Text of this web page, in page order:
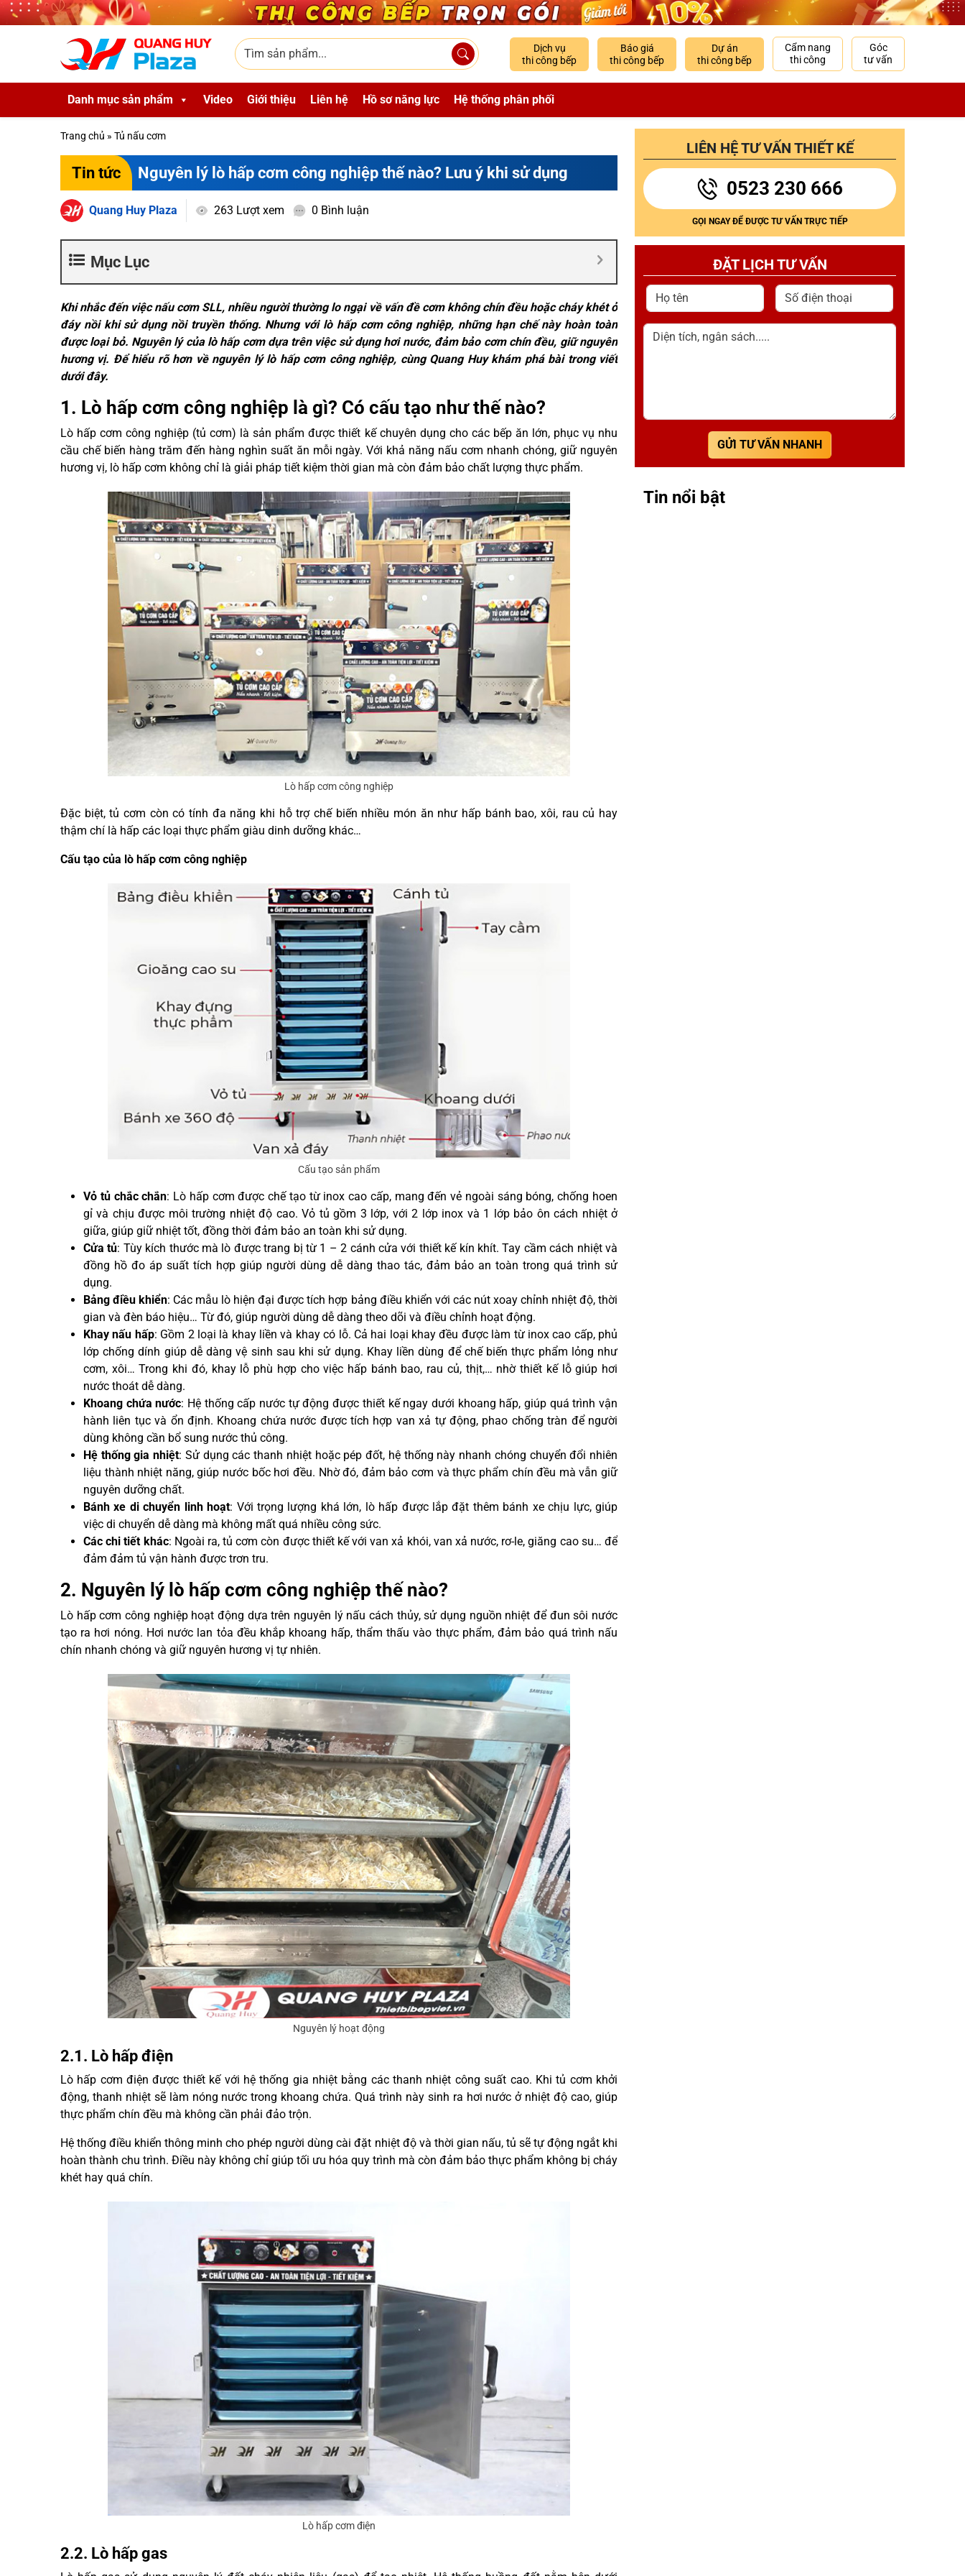
Skip to main content
Tìm sản phẩm
Dịch vụ
thi công bếp
Báo giá
thi công bếp
Dự án
thi công bếp
Cẩm nang
thi công
Góc
tư vấn
Danh mục sản phẩm Video Giới thiệu Liên hệ Hồ sơ năng lực Hệ thống phân phối
Trang chủ » Tủ nấu cơm
Tin tức Nguyên lý lò hấp cơm công nghiệp thế nào? Lưu ý khi sử dụng
Quang Huy Plaza 263 Lượt xem 0 Bình luận
Mục Lục
Khi nhắc đến việc nấu cơm SLL, nhiều người thường lo ngại về vấn đề cơm không chín đều hoặc cháy khét ở
đáy nồi khi sử dụng nồi truyền thống. Nhưng với lò hấp cơm công nghiệp, những hạn chế này hoàn toàn
được loại bỏ. Nguyên lý của lò hấp cơm dựa trên việc sử dụng hơi nước, đảm bảo cơm chín đều, giữ nguyên
hương vị. Để hiểu rõ hơn về nguyên lý lò hấp cơm công nghiệp, cùng Quang Huy khám phá bài trong viết
dưới đây.
1. Lò hấp cơm công nghiệp là gì? Có cấu tạo như thế nào?
Lò hấp cơm công nghiệp (tủ cơm) là sản phẩm được thiết kế chuyên dụng cho các bếp ăn lớn, phục vụ nhu
cầu chế biến hàng trăm đến hàng nghìn suất ăn mỗi ngày. Với khả năng nấu cơm nhanh chóng, giữ nguyên
hương vị, lò hấp cơm không chỉ là giải pháp tiết kiệm thời gian mà còn đảm bảo chất lượng thực phẩm.
Lò hấp cơm công nghiệp
Đặc biệt, tủ cơm còn có tính đa năng khi hỗ trợ chế biến nhiều món ăn như hấp bánh bao, xôi, rau củ hay
thậm chí là hấp các loại thực phẩm giàu dinh dưỡng khác…
Cấu tạo của lò hấp cơm công nghiệp
Cấu tạo sản phẩm
Vỏ tủ chắc chắn: Lò hấp cơm được chế tạo từ inox cao cấp, mang đến vẻ ngoài sáng bóng, chống hoen
gỉ và chịu được môi trường nhiệt độ cao. Vỏ tủ gồm 3 lớp, với 2 lớp inox và 1 lớp bảo ôn cách nhiệt ở
giữa, giúp giữ nhiệt tốt, đồng thời đảm bảo an toàn khi sử dụng.
Cửa tủ: Tùy kích thước mà lò được trang bị từ 1 – 2 cánh cửa với thiết kế kín khít. Tay cầm cách nhiệt và
đồng hồ đo áp suất tích hợp giúp người dùng dễ dàng thao tác, đảm bảo an toàn trong quá trình sử
dụng.
Bảng điều khiển: Các mẫu lò hiện đại được tích hợp bảng điều khiển với các nút xoay chỉnh nhiệt độ, thời
gian và đèn báo hiệu… Từ đó, giúp người dùng dễ dàng theo dõi và điều chỉnh hoạt động.
Khay nấu hấp: Gồm 2 loại là khay liền và khay có lỗ. Cả hai loại khay đều được làm từ inox cao cấp, phủ
lớp chống dính giúp dễ dàng vệ sinh sau khi sử dụng. Khay liền dùng để chế biến thực phẩm lỏng như
cơm, xôi… Trong khi đó, khay lỗ phù hợp cho việc hấp bánh bao, rau củ, thịt,… nhờ thiết kế lỗ giúp hơi
nước thoát dễ dàng.
Khoang chứa nước: Hệ thống cấp nước tự động được thiết kế ngay dưới khoang hấp, giúp quá trình vận
hành liên tục và ổn định. Khoang chứa nước được tích hợp van xả tự động, phao chống tràn để người
dùng không cần bổ sung nước thủ công.
Hệ thống gia nhiệt: Sử dụng các thanh nhiệt hoặc pép đốt, hệ thống này nhanh chóng chuyển đổi nhiên
liệu thành nhiệt năng, giúp nước bốc hơi đều. Nhờ đó, đảm bảo cơm và thực phẩm chín đều mà vẫn giữ
nguyên dưỡng chất.
Bánh xe di chuyển linh hoạt: Với trọng lượng khá lớn, lò hấp được lắp đặt thêm bánh xe chịu lực, giúp
việc di chuyển dễ dàng mà không mất quá nhiều công sức.
Các chi tiết khác: Ngoài ra, tủ cơm còn được thiết kế với van xả khói, van xả nước, rơ-le, giăng cao su… để
đảm đảm tủ vận hành được trơn tru.
2. Nguyên lý lò hấp cơm công nghiệp thế nào?
Lò hấp cơm công nghiệp hoạt động dựa trên nguyên lý nấu cách thủy, sử dụng nguồn nhiệt để đun sôi nước
tạo ra hơi nóng. Hơi nước lan tỏa đều khắp khoang hấp, thẩm thấu vào thực phẩm, đảm bảo quá trình nấu
chín nhanh chóng và giữ nguyên hương vị tự nhiên.
Nguyên lý hoạt động
2.1. Lò hấp điện
Lò hấp cơm điện được thiết kế với hệ thống gia nhiệt bằng các thanh nhiệt công suất cao. Khi tủ cơm khởi
động, thanh nhiệt sẽ làm nóng nước trong khoang chứa. Quá trình này sinh ra hơi nước ở nhiệt độ cao, giúp
thực phẩm chín đều mà không cần phải đảo trộn.
Hệ thống điều khiển thông minh cho phép người dùng cài đặt nhiệt độ và thời gian nấu, tủ sẽ tự động ngắt khi
hoàn thành chu trình. Điều này không chỉ giúp tối ưu hóa quy trình mà còn đảm bảo thực phẩm không bị cháy
khét hay quá chín.
Lò hấp cơm điện
2.2. Lò hấp gas
LIÊN HỆ TƯ VẤN THIẾT KẾ
0523 230 666
GỌI NGAY ĐỂ ĐƯỢC TƯ VẤN TRỰC TIẾP
ĐẶT LỊCH TƯ VẤN
Họ tên Số điện thoại
Diện tích, ngân sách.....
GỬI TƯ VẤN NHANH
Tin nổi bật